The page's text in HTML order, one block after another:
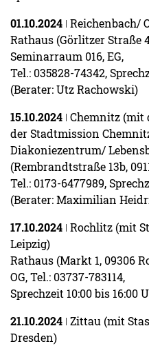
01.10.2024 ǀ Reichenbach/
Rathaus (Görlitzer Straße
Seminarraum 016, EG,
Tel.: 035828-74342,
(Berater: Utz Rachowski)
15.10.2024 ǀ Chemnitz
der Stadtmission
Diakoniezentrum/
(Rembrandtstraße 13b,
Tel.: 0173-6477989,
(Berater: Maximilian
17.10.2024 ǀ Rochlitz (mit
Leipzig)
Rathaus (Markt 1, 09306
OG, Tel.: 03737-783114,
Sprechzeit 10:00 bis 16:00
21.10.2024 ǀ Zittau (mit
Dresden)